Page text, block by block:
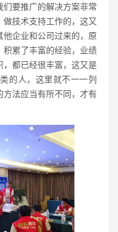
要推广的解决方案非常
技术支持工作的，这又
企业和公司过来的，原
累了丰富的经验，业绩
都已经很丰富，这又是
的人，这里就不一一列
法应当有所不同，才有